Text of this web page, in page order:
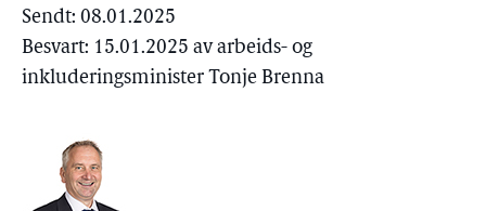
Sendt: 08.01.2025
Besvart: 15.01.2025 av arbeids- og
inkluderingsminister Tonje Brenna